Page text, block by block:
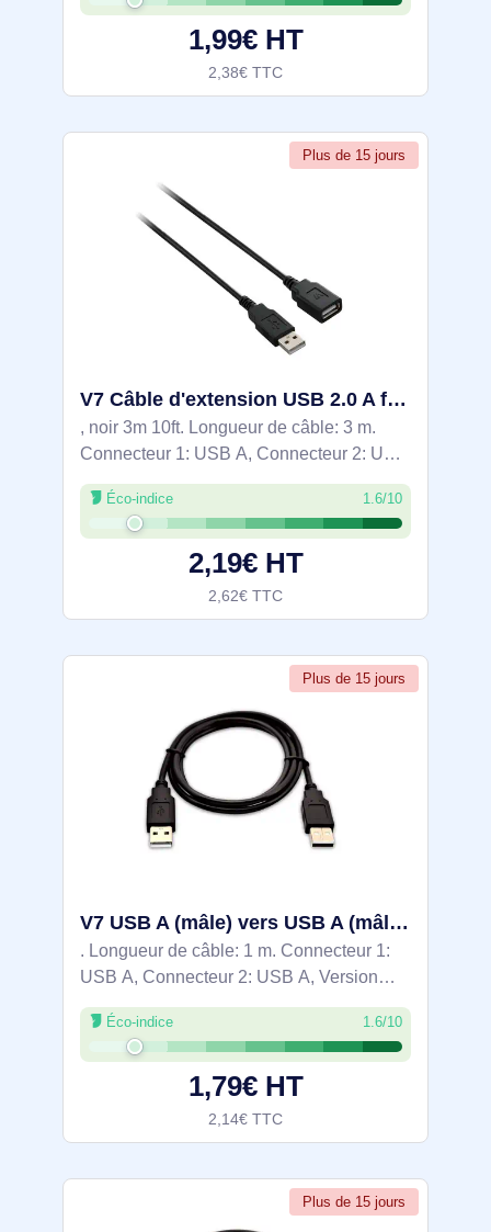
maximal: 0,48 Gbit/s, Contacts du
connecteur de1,99€ HT
2,38€ TTC
Plus de 15 jours
V7 Câble d'extension USB 2.0 A femelle vers USB 2.0 A mâle - V7E2USB2EXT-03M
, noir 3m 10ft. Longueur de câble: 3 m.
Connecteur 1: USB A, Connecteur 2: USB
A, Version USB: USB 2.0, Genre du
connecteur: Mâle/Femelle, Taux de
transfert de données maximal: 0,48 Gbit/s,
Éco-indice 1.6/10
2,19€ HT
2,62€ TTC
Plus de 15 jours
V7 USB A (mâle) vers USB A (mâle), 1 mètre (3,3 pieds) – Noir - V7USB2AA-01M-1E
. Longueur de câble: 1 m. Connecteur 1:
USB A, Connecteur 2: USB A, Version
USB: USB 1.0, Taux de transfert de
données maximal: 0,48 Gbit/s, Couleur du
produit: Noir
Éco-indice 1.6/10
1,79€ HT
2,14€ TTC
Plus de 15 jours